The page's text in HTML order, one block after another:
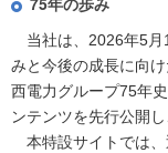
当社は、2026年5月
みと今後の成長に向
西電力グループ75年
ンテンツを先行公開
本特設サイトでは、